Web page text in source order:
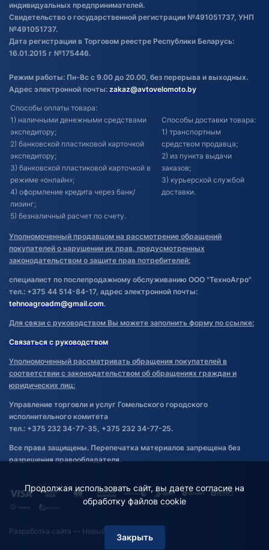
индивидуальных предпринимателей.
Свидетельство о государственной регистрации №491051737, УНП
№491051737.
Дата регистрации в Торговом реестре Республики Беларусь:
16.01.2015 г №175446.
Режим работы: Пн-Вс с 9.00 до 20.00, без перерыва и выходных.
Адрес электронной почты: zakaz@avtovelomoto.by
Способы оплаты товара:
1) наличными денежными средствами
экспедитору;
2) банковской пластиковой карточкой
экспедитору;
3) банковской пластиковой карточкой в
режиме «онлайн»;
4) оформление кредита через банк/
лизинг;
5) безналичный расчет по счету.
Способы доставки товара:
1) транспортным
средством продавца;
2) из пункта выдачи
заказов;
3) курьерской службой
доставки.
Уполномоченный продавцом на рассмотрение обращений
покупателей о нарушении их прав, предусмотренных
законодательством о защите прав потребителей:
специалист по послепродажному обслуживанию ООО "ТехноАгро"
тел.: +375 44 514-84-17, адрес электронной почты:
tehnoagroadm@gmail.com.
Для связи с руководством Вы можете заполнить форму по ссылке:
Связаться с руководством
Уполномоченный рассматривать обращения покупателей в
соответствии с законодательством об обращениях граждан и
юридических лиц:
Управление торговли и услуг Гомельского городского
исполнительного комитета
тел.: +375 232 34-77-35, +375 232 34-77-25.
Все права защищены. Перепечатка материалов запрещена без
разрешения правообладателя.
Разработка сайта — Новый Сайт
Продолжая использовать сайт, вы даете согласие на
обработку файлов cookie
Закрыть